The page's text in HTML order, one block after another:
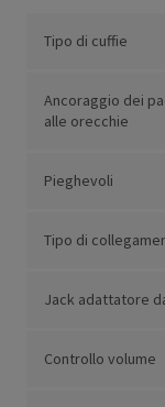
Tipo di cuffie
Ancoraggio dei
alle orecchie
Pieghevoli
Tipo di
Jack adattatore
Controllo volume